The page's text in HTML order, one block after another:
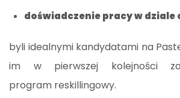
doświadczenie pracy w
byli idealnymi kandydatami na
im w pierwszej kolejności
program reskillingowy.